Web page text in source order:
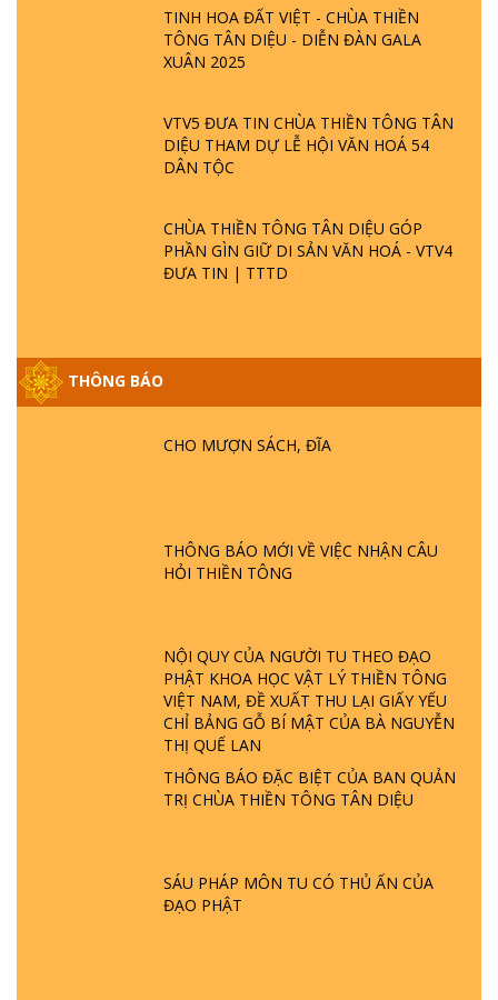
TINH HOA ĐẤT VIỆT - CHÙA THIỀN
TÔNG TÂN DIỆU - DIỄN ĐÀN GALA
XUÂN 2025
VTV5 ĐƯA TIN CHÙA THIỀN TÔNG TÂN
DIỆU THAM DỰ LỄ HỘI VĂN HOÁ 54
DÂN TỘC
CHÙA THIỀN TÔNG TÂN DIỆU GÓP
PHẦN GÌN GIỮ DI SẢN VĂN HOÁ - VTV4
ĐƯA TIN | TTTD
THÔNG BÁO
CHO MƯỢN SÁCH, ĐĨA
THÔNG BÁO MỚI VỀ VIỆC NHẬN CÂU
HỎI THIỀN TÔNG
NỘI QUY CỦA NGƯỜI TU THEO ĐẠO
PHẬT KHOA HỌC VẬT LÝ THIỀN TÔNG
VIỆT NAM, ĐỀ XUẤT THU LẠI GIẤY YẾU
CHỈ BẢNG GỖ BÍ MẬT CỦA BÀ NGUYỄN
THỊ QUẾ LAN
THÔNG BÁO ĐẶC BIỆT CỦA BAN QUẢN
TRỊ CHÙA THIỀN TÔNG TÂN DIỆU
SÁU PHÁP MÔN TU CÓ THỦ ẤN CỦA
ĐẠO PHẬT
GIẢI ĐÁP ĐẶC BIỆT P25 - SUỐT 49 NĂM
HỘI GÌ? TỬ VÌ ĐẠO
PHẬT GIỚI CÓ THỜI GIAN KHÔNG? |
TTTD
LÀ AI? QUỶ SA TĂNG? | TTTD
GIẢI ĐÁP THIỀN TÔNG ĐẶC BIỆT P22 - TẠI
SAO TRÁI ĐẤT NHIỀU THIÊN TAI - LŨ LỤT
- HỎA HOẠN | TTTD
HOA SEN ? | TTTD